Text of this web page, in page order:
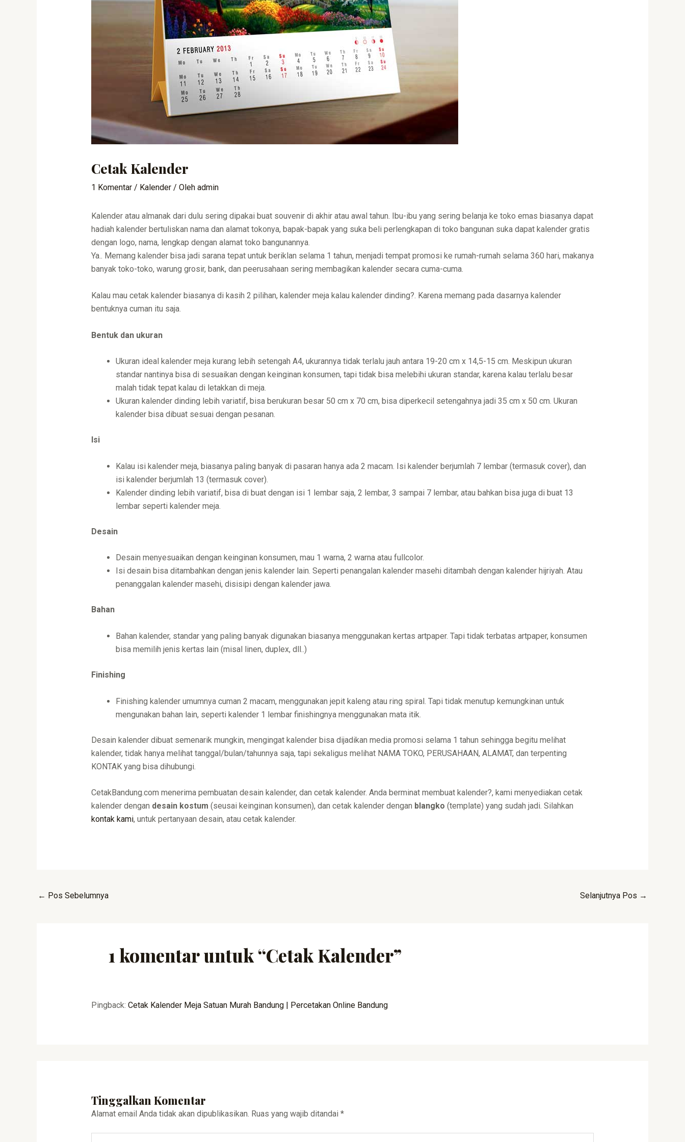
Cetak Kalender
1 Komentar / Kalender/ Oleh admin
Kalender atau almanak dari dulu sering dipakai buat souvenir di akhir atau awal tahun. Ibu-ibu yang sering belanja ke toko emas biasanya dapat
hadiah kalender bertuliskan nama dan alamat tokonya, bapak-bapak yang suka beli perlengkapan di toko bangunan suka dapat kalender gratis
dengan logo, nama, lengkap dengan alamat toko bangunannya.
Ya.. Memang kalender bisa jadi sarana tepat untuk beriklan selama 1 tahun, menjadi tempat promosi ke rumah-rumah selama 360 hari, makanya
banyak toko-toko, warung grosir, bank, dan peerusahaan sering membagikan kalender secara cuma-cuma.
Kalau mau cetak kalender biasanya di kasih 2 pilihan, kalender meja kalau kalender dinding?. Karena memang pada dasarnya kalender
bentuknya cuman itu saja.
Bentuk dan ukuran
Ukuran ideal kalender meja kurang lebih setengah A4, ukurannya tidak terlalu jauh antara 19-20 cm x 14,5-15 cm. Meskipun ukuran
standar nantinya bisa di sesuaikan dengan keinginan konsumen, tapi tidak bisa melebihi ukuran standar, karena kalau terlalu besar
malah tidak tepat kalau di letakkan di meja.
Ukuran kalender dinding lebih variatif, bisa berukuran besar 50 cm x 70 cm, bisa diperkecil setengahnya jadi 35 cm x 50 cm. Ukuran
kalender bisa dibuat sesuai dengan pesanan.
Isi
Kalau isi kalender meja, biasanya paling banyak di pasaran hanya ada 2 macam. Isi kalender berjumlah 7 lembar (termasuk cover), dan
isi kalender berjumlah 13 (termasuk cover).
Kalender dinding lebih variatif, bisa di buat dengan isi 1 lembar saja, 2 lembar, 3 sampai 7 lembar, atau bahkan bisa juga di buat 13
lembar seperti kalender meja.
Desain
Desain menyesuaikan dengan keinginan konsumen, mau 1 warna, 2 warna atau fullcolor.
Isi desain bisa ditambahkan dengan jenis kalender lain. Seperti penangalan kalender masehi ditambah dengan kalender hijriyah. Atau
penanggalan kalender masehi, disisipi dengan kalender jawa.
Bahan
Bahan kalender, standar yang paling banyak digunakan biasanya menggunakan kertas artpaper. Tapi tidak terbatas artpaper, konsumen
bisa memilih jenis kertas lain (misal linen, duplex, dll..)
Finishing
Finishing kalender umumnya cuman 2 macam, menggunakan jepit kaleng atau ring spiral. Tapi tidak menutup kemungkinan untuk
mengunakan bahan lain, seperti kalender 1 lembar finishingnya menggunakan mata itik.
Desain kalender dibuat semenarik mungkin, mengingat kalender bisa dijadikan media promosi selama 1 tahun sehingga begitu melihat
kalender, tidak hanya melihat tanggal/bulan/tahunnya saja, tapi sekaligus melihat NAMA TOKO, PERUSAHAAN, ALAMAT, dan terpenting
KONTAK yang bisa dihubungi.
CetakBandung.com menerima pembuatan desain kalender, dan cetak kalender. Anda berminat membuat kalender?, kami menyediakan cetak
kalender dengan desain kostum (seusai keinginan konsumen), dan cetak kalender dengan blangko (template) yang sudah jadi. Silahkan
kontak kami, untuk pertanyaan desain, atau cetak kalender.
← Pos Sebelumnya Selanjutnya Pos →
1 komentar untuk “Cetak Kalender”
Pingback: Cetak Kalender Meja Satuan Murah Bandung | Percetakan Online Bandung
Tinggalkan Komentar
Alamat email Anda tidak akan dipublikasikan. Ruas yang wajib ditandai *